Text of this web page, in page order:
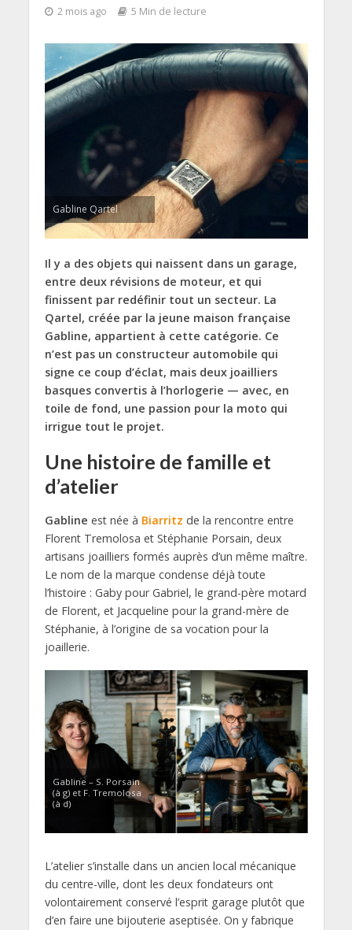
2 mois ago 5 Min de lecture
Gabline Qartel
Il y a des objets qui naissent dans un garage,
entre deux révisions de moteur, et qui
finissent par redéfinir tout un secteur. La
Qartel, créée par la jeune maison française
Gabline, appartient à cette catégorie. Ce
n’est pas un constructeur automobile qui
signe ce coup d’éclat, mais deux joailliers
basques convertis à l’horlogerie — avec, en
toile de fond, une passion pour la moto qui
irrigue tout le projet.
Une histoire de famille et
d’atelier
Gabline est née à Biarritz de la rencontre entre
Florent Tremolosa et Stéphanie Porsain, deux
artisans joailliers formés auprès d’un même maître.
Le nom de la marque condense déjà toute
l’histoire : Gaby pour Gabriel, le grand-père motard
de Florent, et Jacqueline pour la grand-mère de
Stéphanie, à l’origine de sa vocation pour la
joaillerie.
Gabline – S. Porsain
(à g) et F. Tremolosa
(à d)
L’atelier s’installe dans un ancien local mécanique
du centre-ville, dont les deux fondateurs ont
volontairement conservé l’esprit garage plutôt que
d’en faire une bijouterie aseptisée. On y fabrique